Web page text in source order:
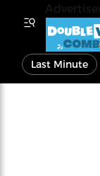
Last Minute